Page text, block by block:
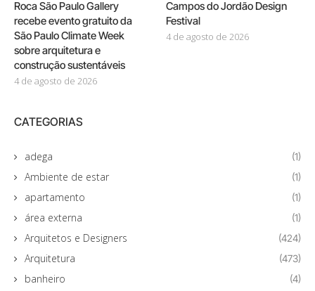
Roca São Paulo Gallery
recebe evento gratuito da
São Paulo Climate Week
sobre arquitetura e
construção sustentáveis
4 de agosto de 2026
Campos do Jordão Design
Festival
4 de agosto de 2026
CATEGORIAS
adega (1)
Ambiente de estar (1)
apartamento (1)
área externa (1)
Arquitetos e Designers (424)
Arquitetura (473)
banheiro (4)